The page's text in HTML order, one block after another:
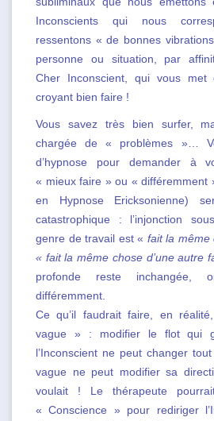
Inconscients qui nous
ressentons « de bonnes
personne ou situation, par
Cher Inconscient, qui vous met
croyant bien faire !
Vous savez très bien surfer,
chargée de « problèmes »…
d’hypnose pour demander à
« mieux faire » ou « différemment
en Hypnose Ericksonienne)
catastrophique : l’injonction
genre de travail est « fait la même
« fait la même chose d’une autre
profonde reste inchangée,
différemment.
Ce qu’il faudrait faire, en
vague » : modifier le flot qui
l’Inconscient ne peut changer
vague ne peut modifier sa
voulait ! Le thérapeute
« Conscience » pour rediriger